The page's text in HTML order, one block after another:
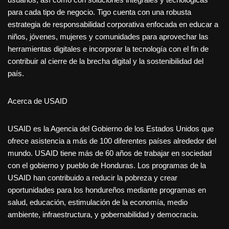
para cada tipo de negocio. Tigo cuenta con una robusta
estrategia de responsabilidad corporativa enfocada en educar a
niños, jóvenes, mujeres y comunidades para aprovechar las
herramientas digitales e incorporar la tecnología con el fin de
contribuir al cierre de la brecha digital y la sostenibilidad del
país.
Acerca de USAID
USAID es la Agencia del Gobierno de los Estados Unidos que
ofrece asistencia a más de 100 diferentes países alrededor del
mundo. USAID tiene más de 60 años de trabajar en sociedad
con el gobierno y pueblo de Honduras. Los programas de la
USAID han contribuido a reducir la pobreza y crear
oportunidades para los hondureños mediante programas en
salud, educación, estimulación de la economía, medio
ambiente, infraestructura, y gobernabilidad y democracia.